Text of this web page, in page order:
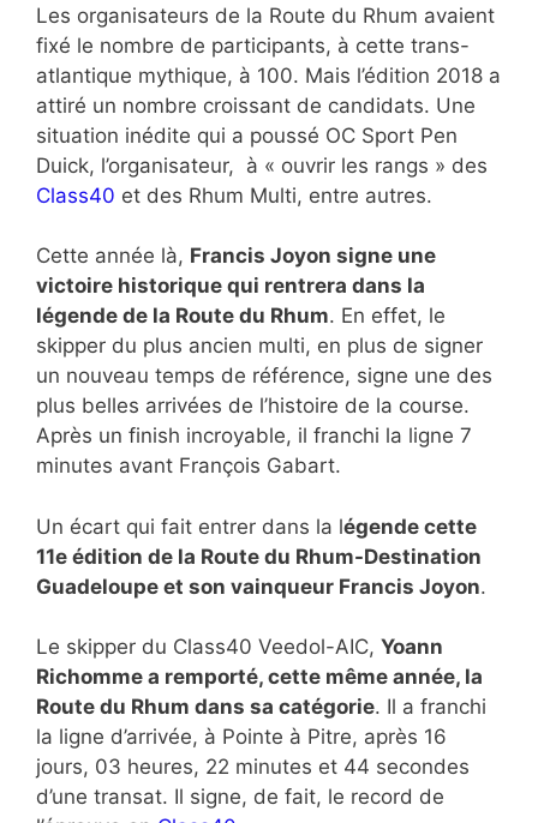
Les organisateurs de la Route du Rhum avaient
fixé le nombre de participants, à cette trans-
atlantique mythique, à 100. Mais l’édition 2018 a
attiré un nombre croissant de candidats. Une
situation inédite qui a poussé OC Sport Pen
Duick, l’organisateur, à « ouvrir les rangs » des
Class40 et des Rhum Multi, entre autres.
Cette année là, Francis Joyon signe une
victoire historique qui rentrera dans la
légende de la Route du Rhum. En effet, le
skipper du plus ancien multi, en plus de signer
un nouveau temps de référence, signe une des
plus belles arrivées de l’histoire de la course.
Après un finish incroyable, il franchi la ligne 7
minutes avant François Gabart.
Un écart qui fait entrer dans la légende cette
11e édition de la Route du Rhum-Destination
Guadeloupe et son vainqueur Francis Joyon.
Le skipper du Class40 Veedol-AIC, Yoann
Richomme a remporté, cette même année, la
Route du Rhum dans sa catégorie. Il a franchi
la ligne d’arrivée, à Pointe à Pitre, après 16
jours, 03 heures, 22 minutes et 44 secondes
d’une transat. Il signe, de fait, le record de